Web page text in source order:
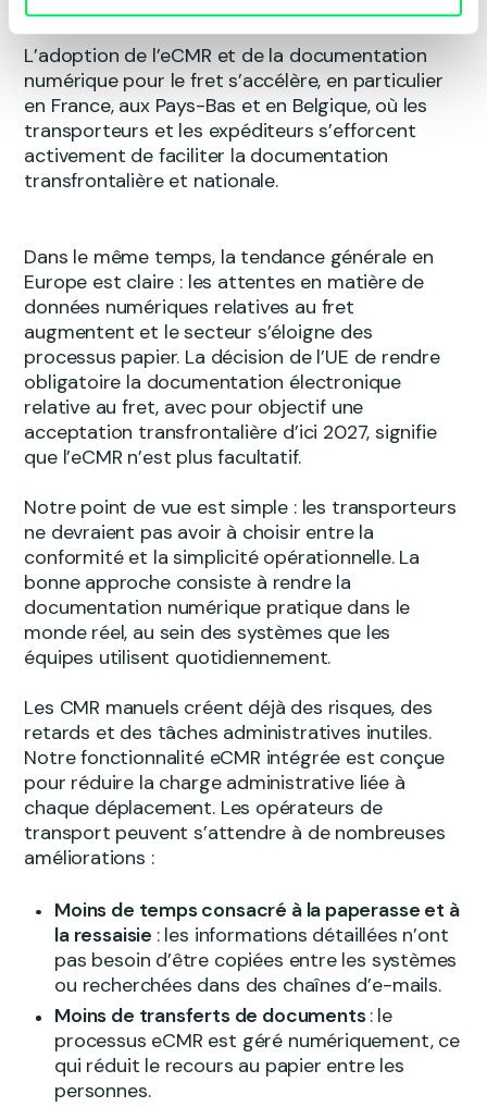
L’adoption de l’eCMR et de la documentation
numérique pour le fret s’accélère, en particulier
en France, aux Pays-Bas et en Belgique, où les
transporteurs et les expéditeurs s’efforcent
activement de faciliter la documentation
transfrontalière et nationale.
Dans le même temps, la tendance générale en
Europe est claire : les attentes en matière de
données numériques relatives au fret
augmentent et le secteur s’éloigne des
processus papier. La décision de l’UE de rendre
obligatoire la documentation électronique
relative au fret, avec pour objectif une
acceptation transfrontalière d’ici 2027, signifie
que l’eCMR n’est plus facultatif.
Notre point de vue est simple : les transporteurs
ne devraient pas avoir à choisir entre la
conformité et la simplicité opérationnelle. La
bonne approche consiste à rendre la
documentation numérique pratique dans le
monde réel, au sein des systèmes que les
équipes utilisent quotidiennement.
Les CMR manuels créent déjà des risques, des
retards et des tâches administratives inutiles.
Notre fonctionnalité eCMR intégrée est conçue
pour réduire la charge administrative liée à
chaque déplacement. Les opérateurs de
transport peuvent s’attendre à de nombreuses
améliorations :
Moins de temps consacré à la paperasse et à
la ressaisie : les informations détaillées n’ont
pas besoin d’être copiées entre les systèmes
ou recherchées dans des chaînes d’e-mails.
Moins de transferts de documents: le
processus eCMR est géré numériquement, ce
qui réduit le recours au papier entre les
personnes.